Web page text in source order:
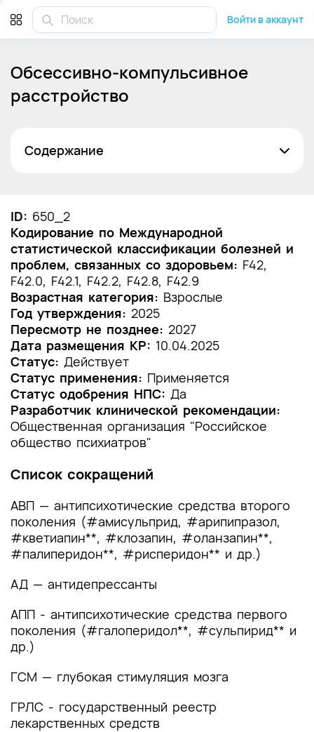
Войти в аккаунт
Обсессивно-компульсивное
расстройство
Содержание
1. Краткая информация по заболеванию или
состоянию (группы заболеваний или
состояний)
1.1 Определение заболевания или состояния
(группы заболеваний или состояний)
1.2 Этиология и патогенез заболевания или
состояния (группы заболеваний или
состояний)
1.3 Эпидемиология заболевания или состояния
(группы заболеваний или состояний)
1.4 Особенности кодирования заболевания или
состояний) по Международной
проблем, связанных со здоровьем
1.5 Классификация заболевания или состояния
(группы заболеваний или состояний)
1.6 Клиническая картина заболевания или
состояния (группы заболеваний или
состояний)
2. Диагностика заболевания или состояния
(группы заболеваний или состояний)
медицинские показания и противопоказания к
применению методов диагностики
2.1 Жалобы и анамнез
ID: 650_2
Кодирование по Международной
статистической классификации болезней и
проблем, связанных со здоровьем: F42,
F42.0, F42.1, F42.2, F42.8, F42.9
Возрастная категория: Взрослые
Год утверждения: 2025
Пересмотр не позднее: 2027
Дата размещения КР: 10.04.2025
Статус: Действует
Статус применения: Применяется
Статус одобрения НПС: Да
Разработчик клинической рекомендации:
Общественная организация "Российское
общество психиатров"
Список сокращений
АВП — антипсихотические средства второго
поколения (#амисульприд, #арипипразол,
#кветиапин**, #клозапин, #оланзапин**,
#палиперидон**, #рисперидон** и др.)
АД — антидепрессанты
АПП - антипсихотические средства первого
поколения (#галоперидол**, #сульпирид** и
др.)
ГСМ — глубокая стимуляция мозга
ГРЛС - государственный реестр
лекарственных средств